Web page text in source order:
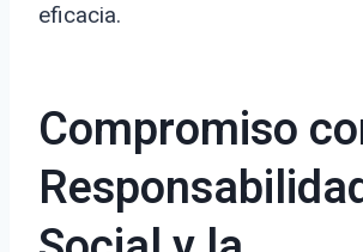
eficacia.
Compromiso